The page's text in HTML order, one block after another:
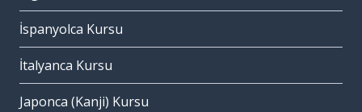
İspanyolca Kursu
İtalyanca Kursu
Japonca (Kanji) Kursu